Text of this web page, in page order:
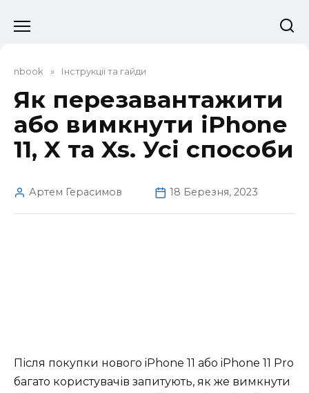
до
nbook » Інструкції та гайди
Як перезавантажити
або вимкнути iPhone
11, X та Xs. Усі способи
Артем Герасимов 18 Березня, 2023
Після покупки нового iPhone 11 або iPhone 11 Pro
багато користувачів запитують, як же вимкнути